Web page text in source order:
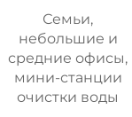
Семьи,
небольшие и
средние офисы,
мини-станции
очистки воды